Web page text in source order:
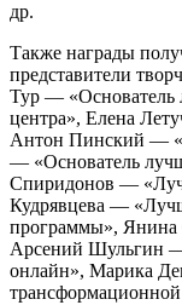
др.
Также награды
представители
Тур — «Основатель
центра», Елена
Антон Пинский —
— «Основатель
Спиридонов —
Кудрявцева —
программы», Янина
Арсений Шульгин
онлайн», Марика